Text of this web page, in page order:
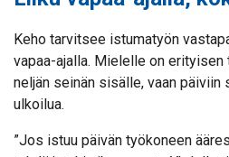
Keho tarvitsee istumatyön
vapaa-ajalla. Mielelle on erityisen
neljän seinän sisälle, vaan
ulkoilua.
”Jos istuu päivän työkoneen